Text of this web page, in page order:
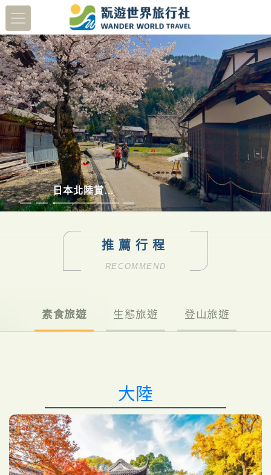
蔬醒南島 多彩德瑞 日本北陸賞櫻8日
推薦行程
RECOMMEND
素食旅遊 生態旅遊 登山旅遊
大陸